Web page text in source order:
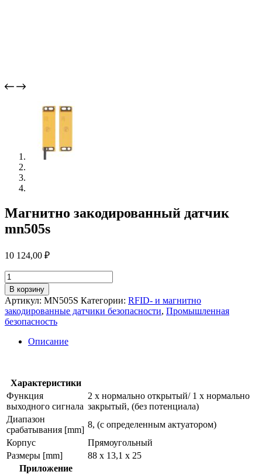
Магнитно закодированный датчик
mn505s
10 124,00 ₽
Количество
товара
Магнитно
закодированный
датчик
mn505s
В корзину
Артикул: MN505S Категории: RFID- и магнитно
закодированные датчики безопасности, Промышленная
безопасность
Описание
Характеристики
Функция
выходного сигнала
2 x нормально открытый/ 1 x нормально
закрытый, (без потенциала)
Диапазон
срабатывания [mm]
8, (с определенным актуатором)
Корпус
Прямоугольный
Размеры [mm]
88 x 13,1 x 25
Приложение